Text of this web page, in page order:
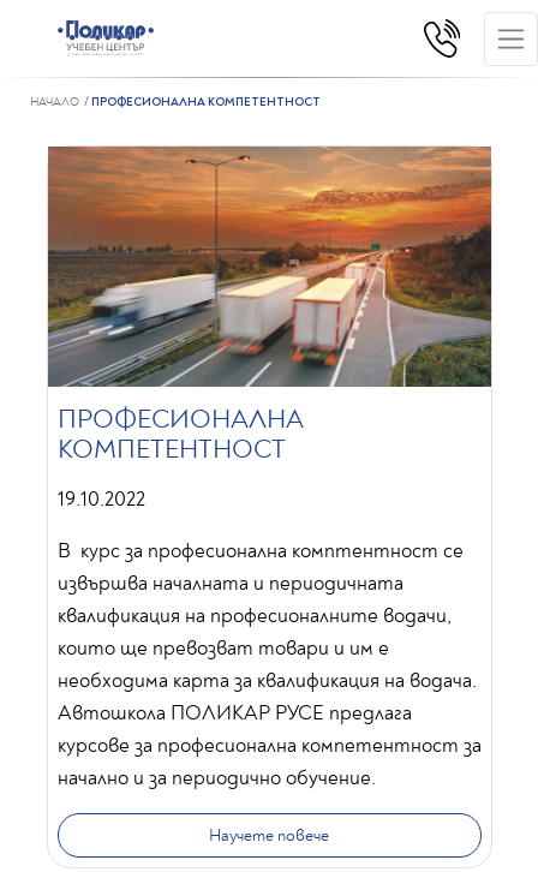
НАЧАЛО ПРОФЕСИОНАЛНА КОМПЕТЕНТНОСТ
ПРОФЕСИОНАЛНА
КОМПЕТЕНТНОСТ
19.10.2022
В курс за професионална комптентност се
извършва началната и периодичната
квалификация на професионалните водачи,
които ще превозват товари и им е
необходима карта за квалификация на водача.
Автошкола ПОЛИКАР РУСЕ предлага
курсове за професионална компетентност за
начално и за периодично обучение.
Научете повече